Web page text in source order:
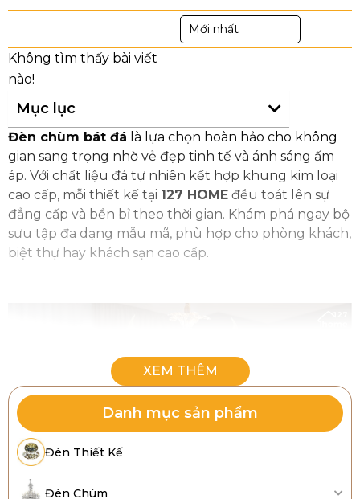
Danh mục sản phẩm
Đèn Thiết Kế
Đèn Chùm
Mới nhất
Mục lục
Đèn chùm bát đá là lựa chọn hoàn hảo cho không
gian sang trọng nhờ vẻ đẹp tinh tế và ánh sáng ấm
áp. Với chất liệu đá tự nhiên kết hợp khung kim loại
cao cấp, mỗi thiết kế tại 127 HOME đều toát lên sự
đẳng cấp và bền bỉ theo thời gian. Khám phá ngay bộ
sưu tập đa dạng mẫu mã, phù hợp cho phòng khách,
biệt thự hay khách sạn cao cấp.